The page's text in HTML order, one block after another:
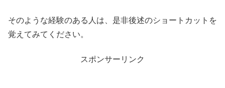
そのような経験のある人は、是非後述のショートカットを
覚えてみてください。
スポンサーリンク